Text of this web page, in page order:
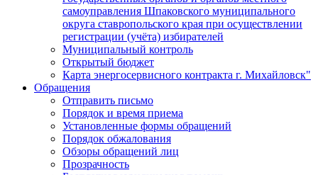
самоуправления Шпаковского муниципального
округа ставропольского края при осуществлении
регистрации (учёта) избирателей
Муниципальный контроль
Открытый бюджет
Карта энергосервисного контракта г. Михайловск"
Обращения
Отправить письмо
Порядок и время приема
Установленные формы обращений
Порядок обжалования
Обзоры обращений лиц
Прозрачность